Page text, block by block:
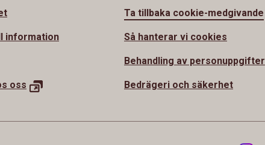
information
oss
Ta tillbaka cookie-medgivande
Så hanterar vi cookies
Behandling av personuppgifter
Bedrägeri och säkerhet